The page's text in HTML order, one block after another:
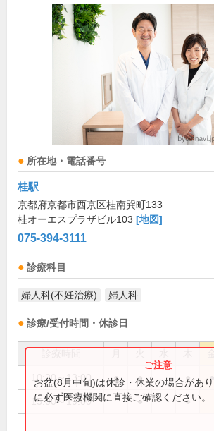
所在地・電話番号
桂駅
京都府京都市西京区桂南巽町133
桂オーエスプラザビル103 [地図]
075-394-3111
診療科目
婦人科(不妊治療) 婦人科
診療/受付時間・休診日
10:30～13:00 ● ● ● ●
15:00～19:00 ● ●
お盆(8月中旬)は休診・休業の場合があ
に必ず医療機関に直接ご確認ください。